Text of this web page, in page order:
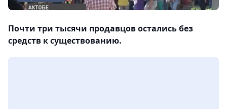
Почти три тысячи продавцов остались без
средств к существованию.